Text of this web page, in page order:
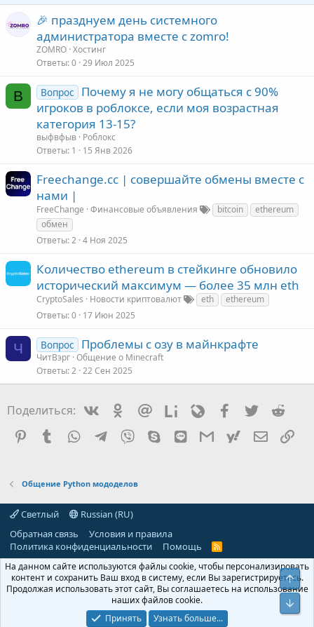
🎉 празднуем день системного
администратора вместе с zomro!
ZOMRO Хостинг
Ответы 0 29 Июл 2025
В Вопрос
Почему я не могу общаться с 90%
игроков в роблоксе, если моя возрастная
категория 13-15?
выфвфыв Роблокс
Ответы 1 15 Янв 2026
Freechange.cc | совершайте обмены вместе с
нами |
FreeChange Финансовые объявления bitcoin
ethereum
обмен
Ответы 2 4 Ноя 2025
Количество ethereum в стейкинге обновило
исторический максимум — более 35 млн eth
CryptoSales Новости криптовалют eth
ethereum
Ответы 0 17 Июн 2025
Ч Вопрос Проблемы с озу в майнкрафте
ЧитВэрг Общение о Minecraft
Ответы 2 22 Сен 2025
Поделиться: VkontakteOdnoklassniki
Mail.ruLiveinternetLivejournalFacebook
Twitter
Pinterest
Tumblr WhatsAppTelegram
Viber Skype LineGmailyahoomail
Общение Python мододелов
Светлый
Russian (RU)
Обратная связь
Условия и правила
Политика конфиденциальности
Помощь
R
S
На данном сайте используются файлы cookie, чтобы персонализировать
контент и сохранить Ваш вход в систему, если Вы зарегистрируетесь.
Продолжая использовать этот сайт, Вы соглашаетесь на использование
наших файлов cookie.
Принять
Узнать больше...